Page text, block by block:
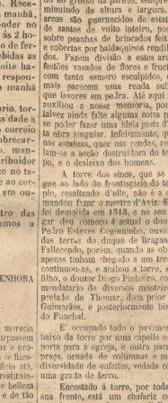
Rece-
manhã.
no
:is 2 ho-
de fer-
as
ha-
respeit-
manhã
tor-
a
correio
mon-
no te-
ao enr-
em ou-
emo
za
merecia
o pro-
:ra fizes-
flnio até,
resumin-
e belleza
e de tão
minuindo de altura eÁ largura.
arcos são ameoldos
de santos o vulto inteiro,
sobre patinhasda batizados
o cobertaspor baldiiquinos
dos. Fazem divisão a estes
festões vasados de dores e
com tanto esmero esculpidos,
mais parecem uma renda
que lavores em pedra. Ate aqui
ãllXiliou a nossa memoria,
talvez ainda falta alguma eoisa
SB poier fazer uma ideia Justa
tá abra singular. Infelizmente,
nas estatuas, quer nas rendas,
l flm-so a aoçäo destruidora do
DO,e o deslohio dos homens.
A torre dos sinos, que se
gue ao lado do fi'ontispiclo-tlo
plo, resultando delle, não e a
mandou fazer o mestred'âvlr..
-Ioi demliäteui llltll. e no seu
gar drug'fl tlni'omalo
Pedro Esteves Cogominho.
das terras do duque de
Falleernrlo, porem. quando as
apenas tinham chegado a um
continuou-as,e acabou a torre.
lilho, o doutor luego Pinheiro.
moudatario de diversos
prelado de Thomar, dom. prior
Guimarães, e posteriormente
do Funchal. '
E' oooupadotodo o
baixo da torre poi' uma rapella
porta para a egfeja, 'e outra
praça, ornada de nolutnnas e
diversidade de enfeites, vedada
uma grade de ferro.
Encostado à torre, por toda
sua
frente, está um ohal'ariz